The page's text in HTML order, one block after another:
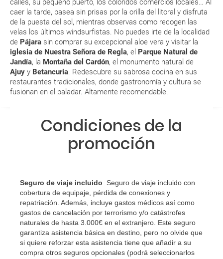
caer la tarde, pasea sin prisas por la orilla del litoral y disfruta
de la puesta del sol, mientras observas como recogen las
velas los últimos windsurfistas. No puedes irte de la localidad
de Pájara sin comprar su excepcional aloe vera y visitar la
iglesia de Nuestra Señora de Regla, el Parque Natural de
Jandía, la Montaña del Cardón, el monumento natural de
Ajuy y Betancuria . Redescubre su sabrosa cocina en sus
restaurantes tradicionales, donde gastronomía y cultura se
fusionan en el paladar. Altamente recomendable.
ENE
20.2 °C
14.2 °C
FEB
20.6 °C
14.4 °C
MAR
21.6 °C
14.8 °C
ABR
22.3 °C
15.3 °C
generar una anulación o modificación del viaje?
¿Qué caducidad debe tener mi pasaporte para ir
a...?
¿Con cuánta antelación tengo que estar en el
aeropuerto?
paquete vacacional en la página web?
Al realizar la reserva, uno de los servicios ha
quedado de pendiente de confirmación ¿Cómo
¿Cómo sé si hay plazas disponibles en el viaje que
quiero al hacer mi solicitud de reserva?
Si tengo los traslados incluidos, ¿dónde debo
dirigirme?
Condiciones de la
promoción
Seguro de viaje incluido
Seguro de viaje incluido con
cobertura de equipaje, pérdida de conexiones y
repatriación. Además, incluye gastos médicos así como
gastos de cancelación por terrorismo y/o catástrofes
naturales de hasta 3.000€ en el extranjero. Este seguro
garantiza asistencia básica en destino, pero no olvide que
si quiere reforzar esta asistencia tiene que añadir a su
compra otros seguros opcionales (podrá seleccionarlos